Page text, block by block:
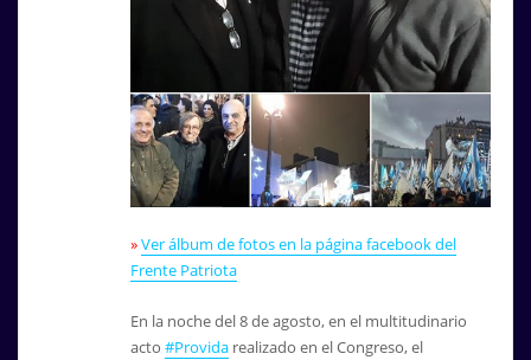
»Ver álbum de fotos en la página facebook del
Frente Patriota
En la noche del 8 de agosto, en el multitudinario
acto#Provida realizado en el Congreso, el